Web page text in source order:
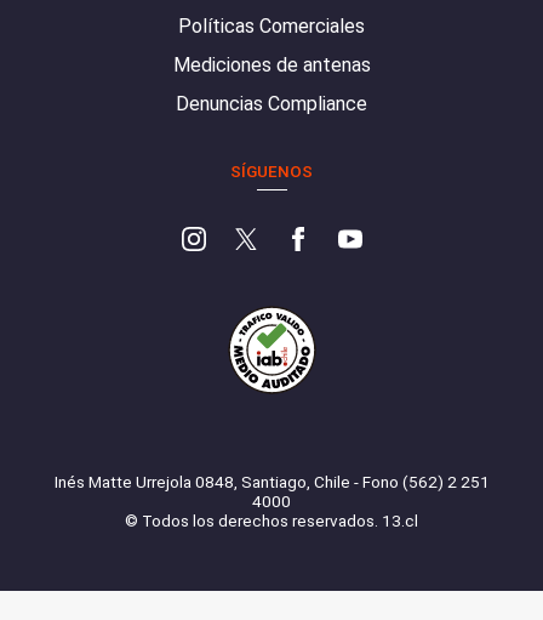
Políticas Comerciales
Mediciones de antenas
Denuncias Compliance
SÍGUENOS
Inés Matte Urrejola 0848, Santiago, Chile - Fono (562) 2 251
4000
© Todos los derechos reservados. 13.cl